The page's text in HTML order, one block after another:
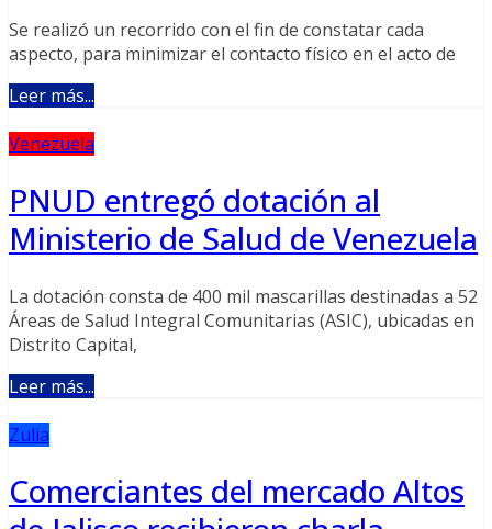
Se realizó un recorrido con el fin de constatar cada
aspecto, para minimizar el contacto físico en el acto de
Leer más...
Venezuela
PNUD entregó dotación al
Ministerio de Salud de Venezuela
La dotación consta de 400 mil mascarillas destinadas a 52
Áreas de Salud Integral Comunitarias (ASIC), ubicadas en
Distrito Capital,
Leer más...
Zulia
Comerciantes del mercado Altos